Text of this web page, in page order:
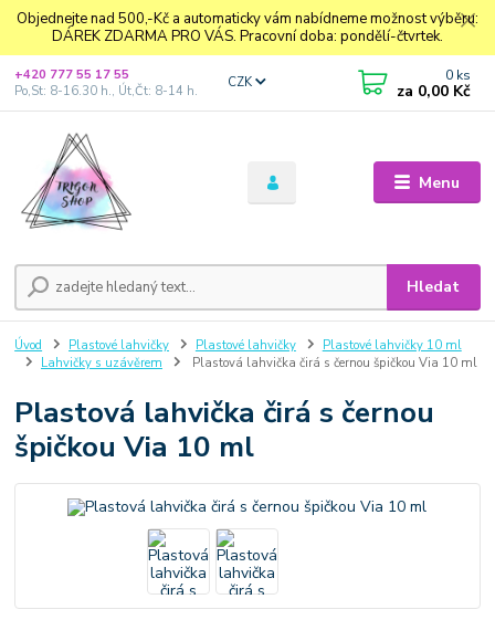
Objednejte nad 500,-Kč a automaticky vám nabídneme možnost výběru:
DÁREK ZDARMA PRO VÁS. Pracovní doba: pondělí-čtvrtek.
Menu
CZK
Hledat
+420 777 55 17 55
Po,St: 8-16.30 h., Út,Čt: 8-14 h.
0 ks
za 0,00 Kč
Úvod Plastové lahvičky Plastové lahvičky
Plastové lahvičky 10 ml
Lahvičky s uzávěrem
Plastová lahvička čirá s černou špičkou Via 10 ml
Plastová lahvička čirá s černou
špičkou Via 10 ml